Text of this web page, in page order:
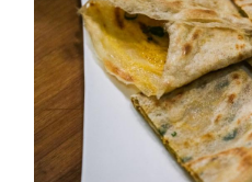
科技 科创
文化 书画
访谈 视频
法律 中央文件